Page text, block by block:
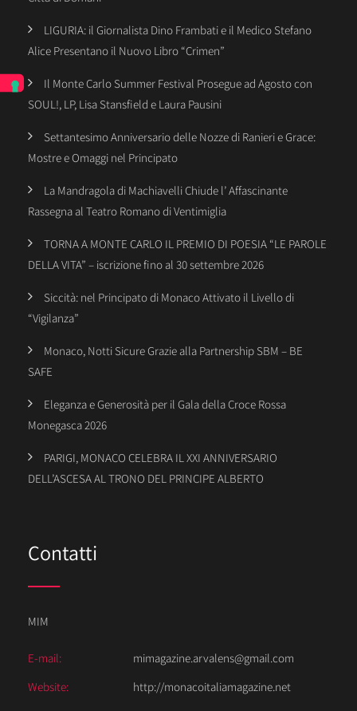
LIGURIA: il Giornalista Dino Frambati e il Medico Stefano
Alice Presentano il Nuovo Libro “Crimen”
Il Monte Carlo Summer Festival Prosegue ad Agosto con
SOUL!, LP, Lisa Stansfield e Laura Pausini
Settantesimo Anniversario delle Nozze di Ranieri e Grace:
Mostre e Omaggi nel Principato
La Mandragola di Machiavelli Chiude l’ Affascinante
Rassegna al Teatro Romano di Ventimiglia
TORNA A MONTE CARLO IL PREMIO DI POESIA “LE PAROLE
DELLA VITA” – iscrizione fino al 30 settembre 2026
Siccità: nel Principato di Monaco Attivato il Livello di
“Vigilanza”
Monaco, Notti Sicure Grazie alla Partnership SBM – BE
SAFE
Eleganza e Generosità per il Gala della Croce Rossa
Monegasca 2026
PARIGI, MONACO CELEBRA IL XXI ANNIVERSARIO
DELL’ASCESA AL TRONO DEL PRINCIPE ALBERTO
Contatti
MIM
E-mail:
mimagazine.arvalens@gmail.com
Website:
http://monacoitaliamagazine.net